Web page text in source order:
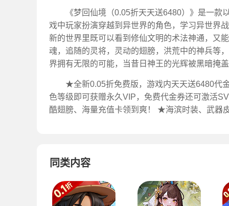
《梦回仙境（0.05折天天送6480）》是一
戏中玩家扮演穿越到异世界的角色，学习异世界
新的世界里既可以看到修仙文明的术法神通，又
魂，追随的灵将，灵动的翅膀，洪荒中的神兵等
界拥有无限的可能，当昔日神王的光辉被黑暗掩
★全新0.05折免费版，游戏内天天送6480代
色等级即可获赠永久VIP，免费代金券还可激活
酷翅膀、海量充值卡领到爽！ ★海滨时装、武器
同类内容